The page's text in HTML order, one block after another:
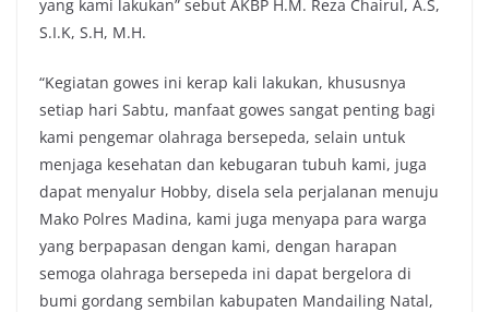
yang kami lakukan” sebut AKBP H.M. Reza Chairul, A.S,
S.I.K, S.H, M.H.
“Kegiatan gowes ini kerap kali lakukan, khususnya
setiap hari Sabtu, manfaat gowes sangat penting bagi
kami pengemar olahraga bersepeda, selain untuk
menjaga kesehatan dan kebugaran tubuh kami, juga
dapat menyalur Hobby, disela sela perjalanan menuju
Mako Polres Madina, kami juga menyapa para warga
yang berpapasan dengan kami, dengan harapan
semoga olahraga bersepeda ini dapat bergelora di
bumi gordang sembilan kabupaten Mandailing Natal,